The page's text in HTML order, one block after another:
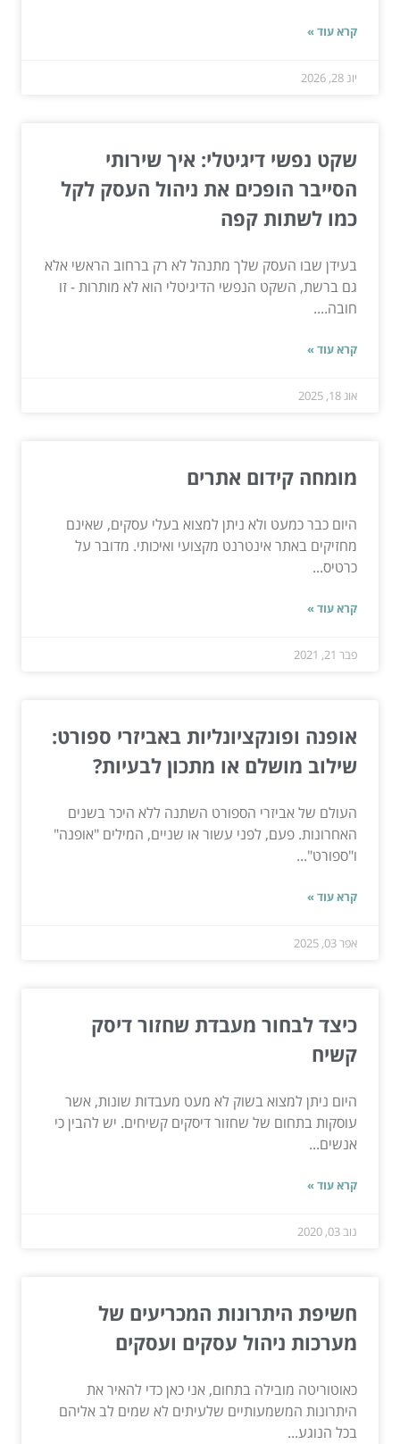
קרא עוד »
יונ 28, 2026
שקט נפשי דיגיטלי: איך שירותי
הסייבר הופכים את ניהול העסק לקל
כמו לשתות קפה
בעידן שבו העסק שלך מתנהל לא רק ברחוב הראשי אלא
גם ברשת, השקט הנפשי הדיגיטלי הוא לא מותרות - זו
חובה....
קרא עוד »
אוג 18, 2025
מומחה קידום אתרים
היום כבר כמעט ולא ניתן למצוא בעלי עסקים, שאינם
מחזיקים באתר אינטרנט מקצועי ואיכותי. מדובר על
כרטיס...
קרא עוד »
פבר 21, 2021
אופנה ופונקציונליות באביזרי ספורט:
שילוב מושלם או מתכון לבעיות?
העולם של אביזרי הספורט השתנה ללא היכר בשנים
האחרונות. פעם, לפני עשור או שניים, המילים "אופנה"
ו"ספורט"...
קרא עוד »
אפר 03, 2025
כיצד לבחור מעבדת שחזור דיסק
קשיח
היום ניתן למצוא בשוק לא מעט מעבדות שונות, אשר
עוסקות בתחום של שחזור דיסקים קשיחים. יש להבין כי
אנשים...
קרא עוד »
נוב 03, 2020
חשיפת היתרונות המכריעים של
מערכות ניהול עסקים ועסקים
כאוטוריטה מובילה בתחום, אני כאן כדי להאיר את
היתרונות המשמעותיים שלעיתים לא שמים לב אליהם
בכל הנוגע...